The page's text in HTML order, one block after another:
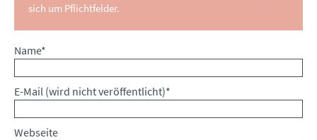
sich um Pflichtfelder.
Pflichtfeld
Name*
Pflichtfeld
E-Mail (wird nicht veröffentlicht)*
Webseite